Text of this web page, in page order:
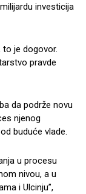
investicija
to je dogovor.
pravde
da podrže novu
njenog
buduće vlade.
u procesu
nivou, a u
i Ulcinju”,